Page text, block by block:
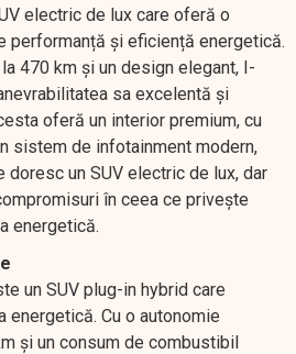
electric de lux care oferă o
performanță și eficiență energetică.
470 km și un design elegant, I-
sa excelentă și
oferă un interior premium, cu
sistem de infotainment modern,
doresc un SUV electric de lux, dar
în ceea ce privește
energetică.
un SUV plug-in hybrid care
energetică. Cu o autonomie
și un consum de combustibil